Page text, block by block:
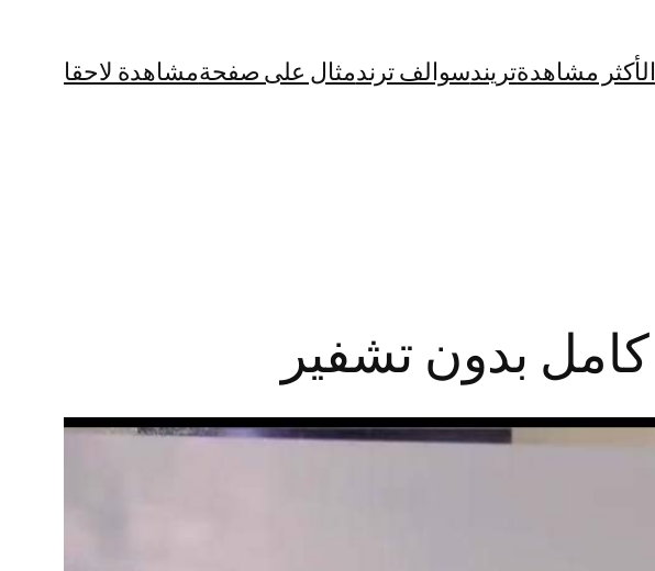
الأكثر مشاهدةتريندسوالف ترندمثال على صفحةمشاهدة لاحقا